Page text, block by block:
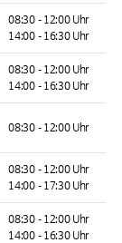
08:30 - 12:00 Uhr
14:00 - 16:30 Uhr
08:30 - 12:00 Uhr
14:00 - 16:30 Uhr
08:30 - 12:00 Uhr
08:30 - 12:00 Uhr
14:00 - 17:30 Uhr
08:30 - 12:00 Uhr
14:00 - 16:30 Uhr